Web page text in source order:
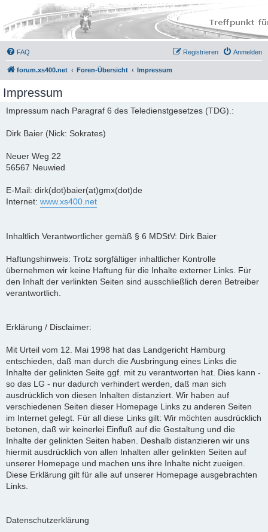
FAQ Anmelden
Registrieren
forum.xs400.net Foren-Übersicht Impressum
Impressum
Impressum nach Paragraf 6 des Teledienstgesetzes (TDG).:
Dirk Baier (Nick: Sokrates)
Neuer Weg 22
56567 Neuwied
E-Mail: dirk(dot)baier(at)gmx(dot)de
Internet: www.xs400.net
Inhaltlich Verantwortlicher gemäß § 6 MDStV: Dirk Baier
Haftungshinweis: Trotz sorgfältiger inhaltlicher Kontrolle
übernehmen wir keine Haftung für die Inhalte externer Links. Für
den Inhalt der verlinkten Seiten sind ausschließlich deren Betreiber
verantwortlich.
Erklärung / Disclaimer:
Mit Urteil vom 12. Mai 1998 hat das Landgericht Hamburg
entschieden, daß man durch die Ausbringung eines Links die
Inhalte der gelinkten Seite ggf. mit zu verantworten hat. Dies kann -
so das LG - nur dadurch verhindert werden, daß man sich
ausdrücklich von diesen Inhalten distanziert. Wir haben auf
verschiedenen Seiten dieser Homepage Links zu anderen Seiten
im Internet gelegt. Für all diese Links gilt: Wir möchten ausdrücklich
betonen, daß wir keinerlei Einfluß auf die Gestaltung und die
Inhalte der gelinkten Seiten haben. Deshalb distanzieren wir uns
hiermit ausdrücklich von allen Inhalten aller gelinkten Seiten auf
unserer Homepage und machen uns ihre Inhalte nicht zueigen.
Diese Erklärung gilt für alle auf unserer Homepage ausgebrachten
Links.
Datenschutzerklärung